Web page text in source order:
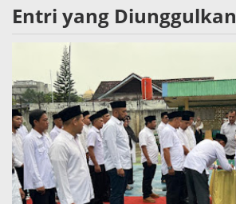
Entri yang Diunggulkan